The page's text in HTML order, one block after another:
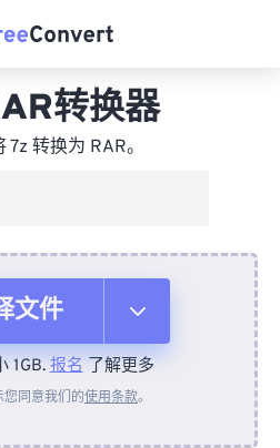
转换器
7z 转换为 RAR。
文件
1GB.报名了解更多
同意我们的使用条款。